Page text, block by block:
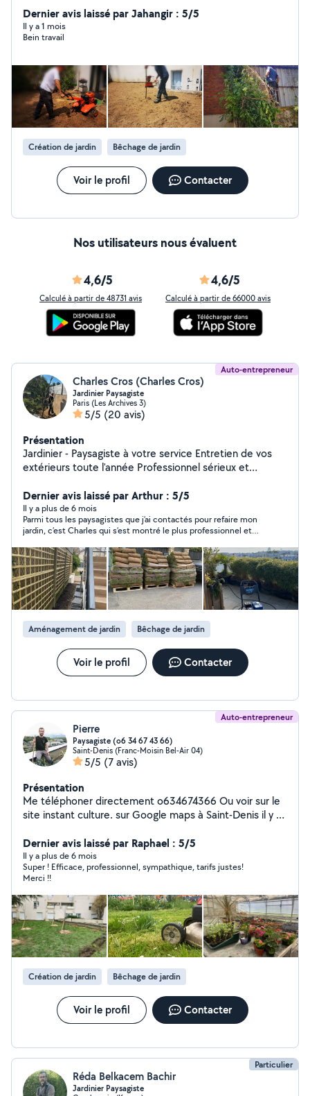
Spécialisé dans la taille des haies et arbustes, la tonte
de pelouse, le débroussaillage, la plantation, l'entretien
des massifs ainsi que l'aménagement paysager,et des
durables et esthétiques. Mon expérience me permet
également de conseiller mes clients sur le choix des
plantes, l'entretien des sols et l'optimisation des
espaces extérieurs. Rigoureux, ponctuel et à l'écoute, je
travaille avec soin afin de garantir un résultat propre et
de qualité. Mon objectif est de transformer chaque
extérieur en un espace agréable, naturel et accueillant,
tout en respectant l'environnement et les attentes de
mes clients.
Dernier avis laissé par Jahangir : 5/5
Il y a 1 mois
Bein travail
Création de jardin Bêchage de jardin
Voir le profil Contacter
Nos utilisateurs nous évaluent
4,6/5
Calculé à partir de 48731 avis
4,6/5
Calculé à partir de 66000 avis
Auto-entrepreneur
Charles Cros (Charles Cros)
Jardinier Paysagiste
Paris (Les Archives 3)
5/5 (20 avis)
Présentation
Jardinier - Paysagiste à votre service Entretien de vos
extérieurs toute l'année Professionnel sérieux et
soin de vos espaces verts et de vos extérieurs.
J'interviens pour l'entretien régulier ou ponctuel, en
m'adaptant à vos besoins et à votre planning.
Intervention propre, soignée et discrète, avec le souci
du détail et du travail bien fait. Déplacement sur Paris
intra-muros et toute la banlieue parisienne ️ Disponible
7j/7, du lundi au dimanche Devis gratuit sur simple
demande Réponse rapide
Dernier avis laissé par Arthur : 5/5
Il y a plus de 6 mois
Parmi tous les paysagistes que j’ai contactés pour refaire mon
jardin, c’est Charles qui s’est montré le plus professionnel et
recommande vivement!
Aménagement de jardin Bêchage de jardin
Voir le profil Contacter
Auto-entrepreneur
Pierre
Paysagiste (o6 34 67 43 66)
Saint-Denis (Franc-Moisin Bel-Air 04)
5/5 (7 avis)
Présentation
Me téléphoner directement o634674366 Ou voir sur le
site instant culture. sur Google maps à Saint-Denis il y a
depuis plus de 5 ans et j'ai tout le matériel nécessaire
(tondeuse, taille haie, tarière, etc...) ainsi que les
formations (BTS et licence(école du Breuil) et
expériences nécessaires pour répondre à vos attentes.
activités : jardinage, aménagement de jardin,
aménagement intérieur et extérieur,création potager,
entretien(tonte, désherbage, taille, etc.. j'habite sur
Paris 17eme et j'ai un local à Saint-Denis Et Epinay sur
Seine n'hésitez pas à me contacter si besoin. Site avec
quelques infos de l'association dont je fais aussi parti:
instant-culture N'hésitez pas à me contacter :)
Dernier avis laissé par Raphael : 5/5
Il y a plus de 6 mois
Super ! Efficace, professionnel, sympathique, tarifs justes!
Merci !!
Création de jardin Bêchage de jardin
Voir le profil Contacter
Particulier
Réda Belkacem Bachir
Jardinier Paysagiste